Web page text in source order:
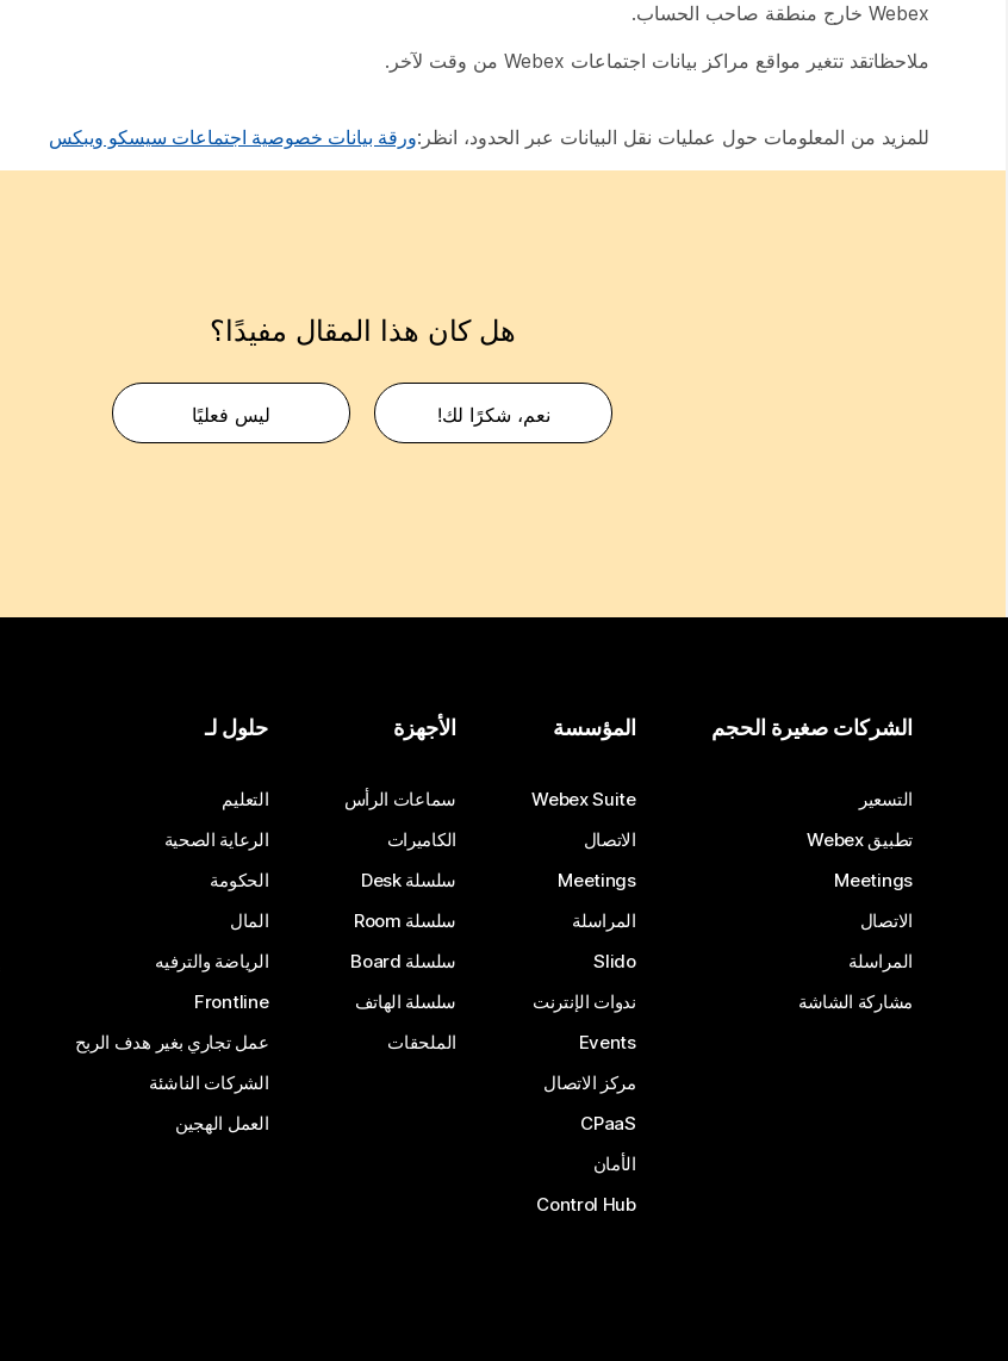
Webex خارج منطقة صاحب الحساب.
ملاحظاتقد تتغير مواقع مراكز بيانات اجتماعات Webex من وقت لآخر.
للمزيد من المعلومات حول عمليات نقل البيانات عبر الحدود، انظر:ورقة بيانات خصوصية اجتماعات سيسكو ويبكس
هل كان هذا المقال مفيدًا؟
نعم، شكرًا لك! ليس فعليًا
الشركات صغيرة الحجم
التسعير
تطبيق Webex
Meetings
الاتصال
المراسلة
مشاركة الشاشة
المؤسسة
Webex Suite
الاتصال
Meetings
المراسلة
Slido
ندوات الإنترنت
Events
مركز الاتصال
CPaaS
الأمان
Control Hub
الأجهزة
سماعات الرأس
الكاميرات
سلسلة Desk
سلسلة Room
سلسلة Board
سلسلة الهاتف
الملحقات
حلول لـ
التعليم
الرعاية الصحية
الحكومة
المال
الرياضة والترفيه
Frontline
عمل تجاري بغير هدف الربح
الشركات الناشئة
العمل الهجين